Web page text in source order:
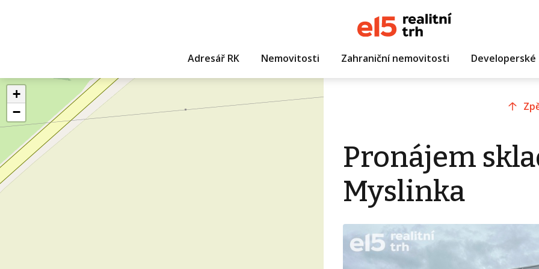
Adresář RK Nemovitosti Zahraniční nemovitosti
+
−
Pronájem
Myslinka